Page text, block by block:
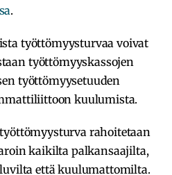
.
työttömyysturvaa voivat
työttömyyskassojen
työttömyysetuuden
kuulumista.
rahoitetaan
kaikilta palkansaajilta,
että kuulumattomilta.